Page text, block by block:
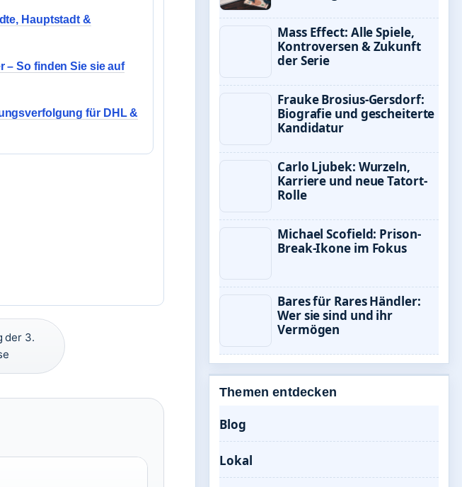
Hauptstadt &
– So finden Sie sie auf
für DHL &
der 3.
Mass Effect: Alle Spiele,
Kontroversen & Zukunft
der Serie
Frauke Brosius-Gersdorf:
Biografie und gescheiterte
Kandidatur
Carlo Ljubek: Wurzeln,
Karriere und neue Tatort-
Rolle
Michael Scofield: Prison-
Break-Ikone im Fokus
Bares für Rares Händler:
Wer sie sind und ihr
Vermögen
Themen entdecken
Blog
Lokal